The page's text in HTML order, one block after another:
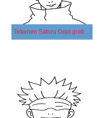
Tekenen Satoru Gojo gratis simpel